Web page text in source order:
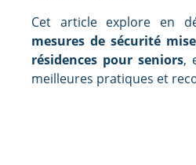
Cet article explore en
mesures de sécurité
résidences pour seniors,
meilleures pratiques et